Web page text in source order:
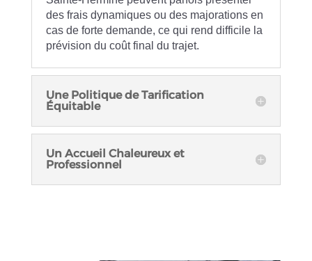
des frais dynamiques ou des majorations en
cas de forte demande, ce qui rend difficile la
prévision du coût final du trajet.
Une Politique de Tarification
Équitable
Un Accueil Chaleureux et
Professionnel